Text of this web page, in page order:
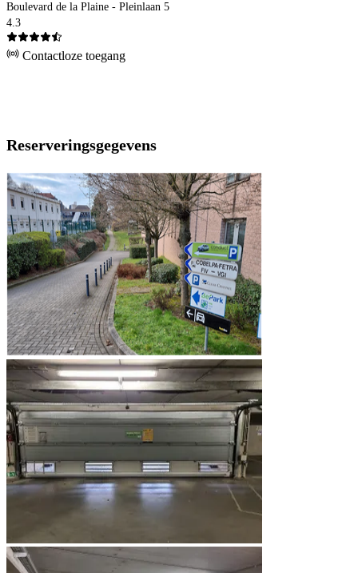
Boulevard de la Plaine - Pleinlaan 5
4.3
Contactloze toegang
Reserveringsgegevens